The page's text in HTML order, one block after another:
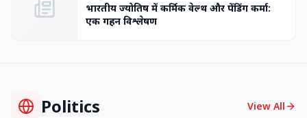
भारतीय ज्योतिष में कर्मिक वेल्थ और पेंडिंग कर्मा:
एक गहन विश्लेषण
Politics View All